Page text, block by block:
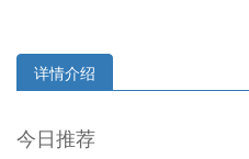
详情介绍
今日推荐